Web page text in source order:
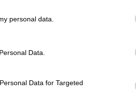
personal data.
Data.
Data for Targeted
el tribunal con un repaso de
a las preguntas del fiscal
de manera rotunda que
su actuación durante los
ha indicado que
la Consellería catalana poco
a medida que e iba